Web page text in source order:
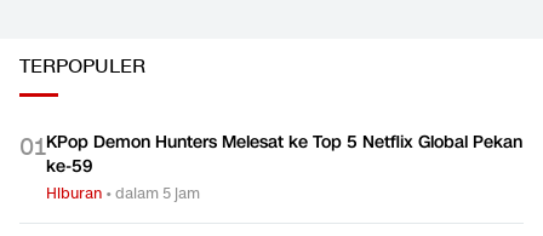
TERPOPULER
01KPop Demon Hunters Melesat ke Top 5 Netflix Global Pekan
ke-59
Hiburan •dalam 5 jam